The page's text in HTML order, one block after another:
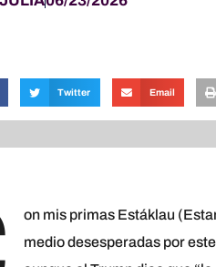
Twitter Email
on mis primas Estáklau
medio desesperadas por